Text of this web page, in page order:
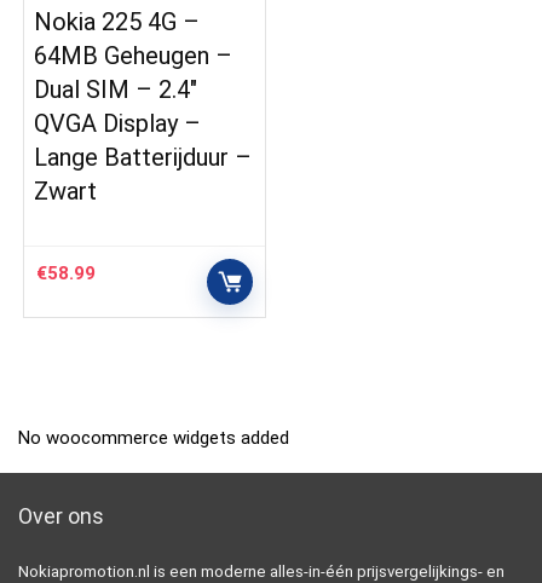
Nokia 225 4G –
64MB Geheugen –
Dual SIM – 2.4″
QVGA Display –
Lange Batterijduur –
Zwart
€58.99
No woocommerce widgets added
Over ons
Nokiapromotion.nl is een moderne alles-in-één prijsvergelijkings- en